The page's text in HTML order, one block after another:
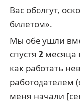
Вас оболгут,
билетом».
Мы обе ушли
спустя 2 месяца
как работать
работодателем
меня начали